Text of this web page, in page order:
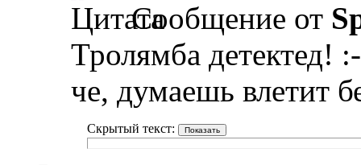
Сообщение от
Тролямба детектед!
че, думаешь влетит
Скрытый текст: